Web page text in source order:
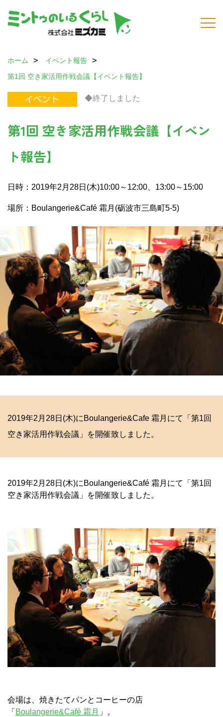
ホーム
イベント報告
第1回 空き家活用作戦会議【イベント報告】
◆終了しました
第1回 空き家活用作戦会議【イベン
ト報告】
日時：2019年2月28日(木)10:00～12:00、13:00～15:00
場所：Boulangerie&Café 霜月(砺波市三島町5-5)
2019年2月28日(木)にBoulangerie&Cafe 霜月にて「第1回
空き家活用作戦会議」を開催致しました。
2019年2月28日(木)にBoulangerie&Café 霜月にて「第1回
空き家活用作戦会議」を開催致しました。
会場は、焼きたてパンとコーヒーの店
「 Boulangerie&Café 霜月 」。